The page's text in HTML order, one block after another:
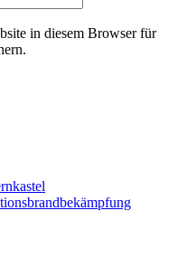
in diesem Browser für